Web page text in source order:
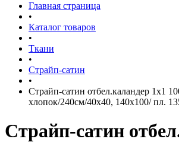
Главная страница
•
Каталог товаров
•
Ткани
•
Страйп-сатин
•
Страйп-сатин отбел.каландер 1х1
хлопок/240см/40х40, 140х100/ пл.
Страйп-сатин